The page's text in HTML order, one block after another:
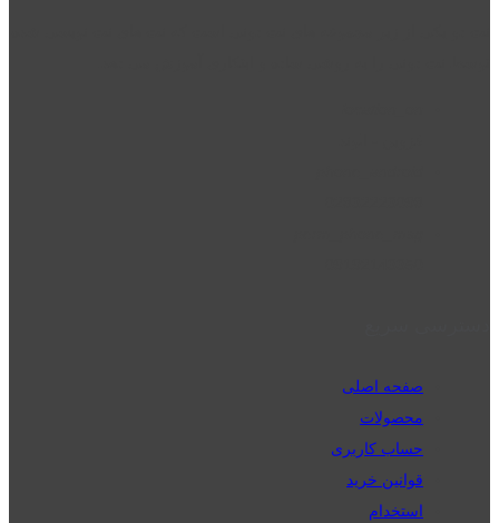
صفحه اصلی
محصولات
حساب کاربری
قوانین خرید
استخدام